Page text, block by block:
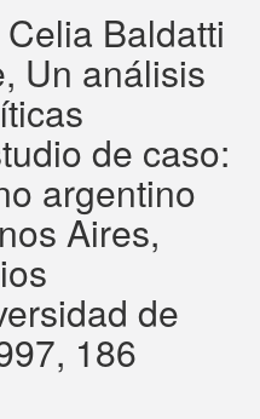
Baldatti
Un análisis
de caso:
argentino
Aires,
de
186